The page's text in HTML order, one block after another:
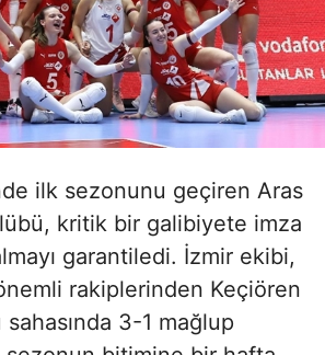
ilk sezonunu geçiren Aras
kritik bir galibiyete imza
garantiledi. İzmir ekibi,
rakiplerinden Keçiören
sahasında 3-1 mağlup